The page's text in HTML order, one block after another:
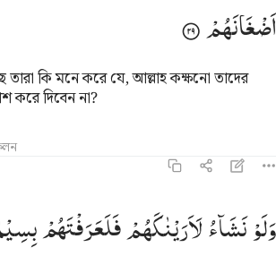
اَضْغَانَهُمْ
কি মনে করে যে, আল্লাহ কক্ষনো তাদের
করে দিবেন না?
ولو نشاء لاريناكهم فلعرفتهم بسيماهم
وَلَوْ نَشَآءُ لَأَرَيْنَـٰكَهُمْ فَلَعَرَفْتَهُم بِسِيمَـٰهُمْ
وَلَوْنَشَآءُلَاَرَیْنٰكَهُمْفَلَعَرَفْتَهُمْ